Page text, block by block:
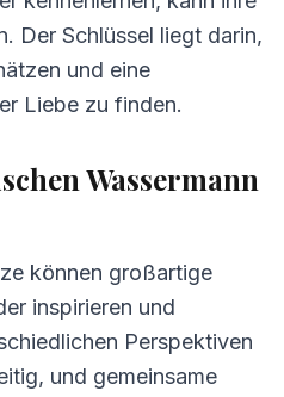
zur Kompatibilität
Der Schlüssel liegt darin,
und eine
Liebe zu finden.
Wassermann
können großartige
inspirieren und
Perspektiven
und gemeinsame